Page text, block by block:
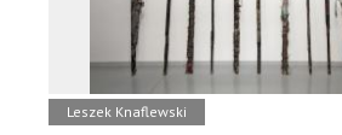
Leszek Knaflewski